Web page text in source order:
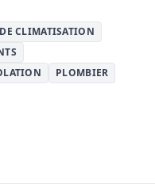
CLIMATISATION
PLOMBIER